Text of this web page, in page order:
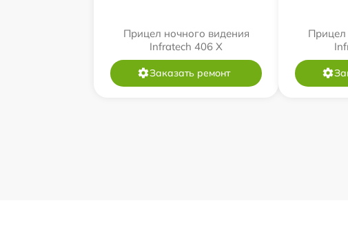
Прицел ночного видения
Infratech 406 Х
Заказать ремонт
Прицел